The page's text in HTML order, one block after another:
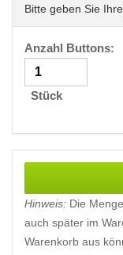
Bitte geben Sie
Anzahl Buttons:
Stück
Hinweis: Die
auch später im
Warenkorb aus